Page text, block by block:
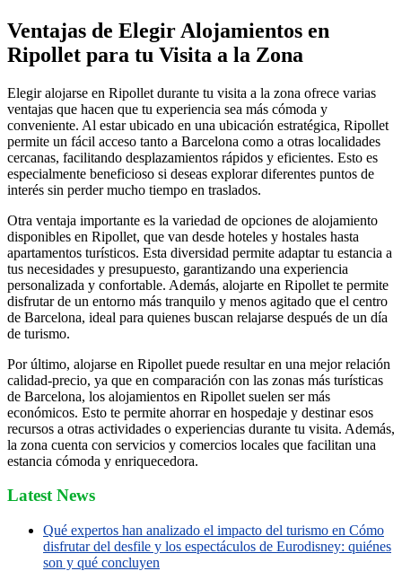
Ventajas de Elegir Alojamientos en
Ripollet para tu Visita a la Zona
Elegir alojarse en Ripollet durante tu visita a la zona ofrece varias
ventajas que hacen que tu experiencia sea más cómoda y
conveniente. Al estar ubicado en una ubicación estratégica, Ripollet
permite un fácil acceso tanto a Barcelona como a otras localidades
cercanas, facilitando desplazamientos rápidos y eficientes. Esto es
especialmente beneficioso si deseas explorar diferentes puntos de
interés sin perder mucho tiempo en traslados.
Otra ventaja importante es la variedad de opciones de alojamiento
disponibles en Ripollet, que van desde hoteles y hostales hasta
apartamentos turísticos. Esta diversidad permite adaptar tu estancia a
tus necesidades y presupuesto, garantizando una experiencia
personalizada y confortable. Además, alojarte en Ripollet te permite
disfrutar de un entorno más tranquilo y menos agitado que el centro
de Barcelona, ideal para quienes buscan relajarse después de un día
de turismo.
Por último, alojarse en Ripollet puede resultar en una mejor relación
calidad-precio, ya que en comparación con las zonas más turísticas
de Barcelona, los alojamientos en Ripollet suelen ser más
económicos. Esto te permite ahorrar en hospedaje y destinar esos
recursos a otras actividades o experiencias durante tu visita. Además,
la zona cuenta con servicios y comercios locales que facilitan una
estancia cómoda y enriquecedora.
Latest News
Qué expertos han analizado el impacto del turismo en Cómo
disfrutar del desfile y los espectáculos de Eurodisney: quiénes
son y qué concluyen